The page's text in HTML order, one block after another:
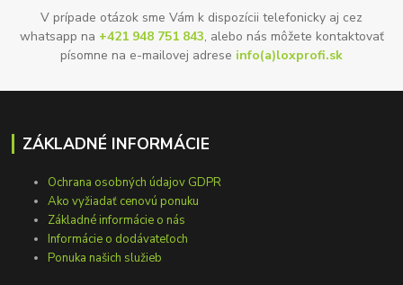
V prípade otázok sme Vám k dispozícii telefonicky aj cez
whatsapp na +421 948 751 843, alebo nás môžete kontaktovať
písomne na e-mailovej adrese info(a)loxprofi.sk
ZÁKLADNÉ INFORMÁCIE
Ochrana osobných údajov GDPR
Ako vyžiadať cenovú ponuku
Základné informácie o nás
Informácie o dodávateľoch
Ponuka našich služieb